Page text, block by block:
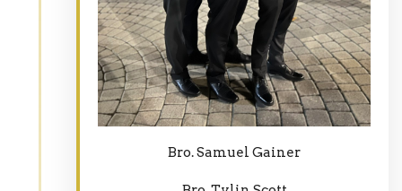
Bro. Samuel Gainer